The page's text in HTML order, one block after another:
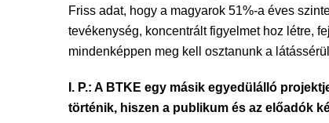
Friss adat, hogy a magyarok 51%-a éves
tevékenység, koncentrált figyelmet hoz létre,
mindenképpen meg kell osztanunk a
I. P.: A BTKE egy másik egyedülálló
történik, hiszen a publikum és az előadók